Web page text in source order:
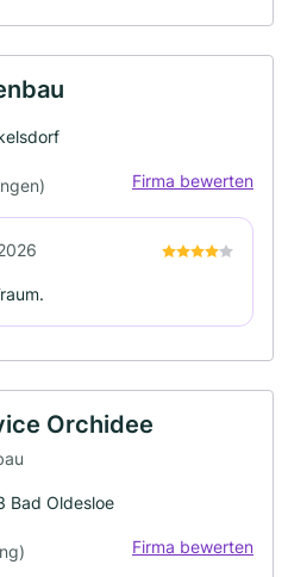
Firma bewerten
Orchidee
Bad Oldesloe
Firma bewerten